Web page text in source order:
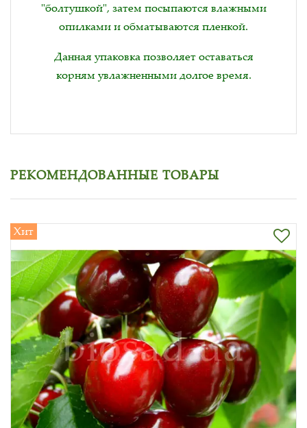
"болтушкой", затем посыпаются влажными
опилками и обматываются пленкой.
Данная упаковка позволяет оставаться
корням увлажненными долгое время.
РЕКОМЕНДОВАННЫЕ ТОВАРЫ
Хит